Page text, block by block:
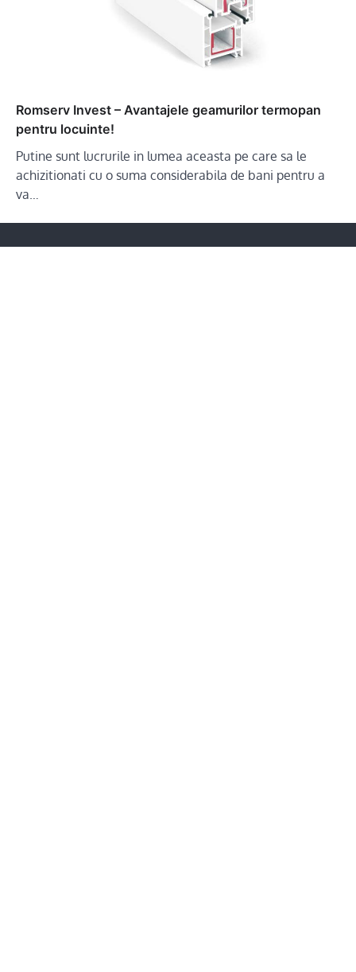
Romserv Invest – Avantajele geamurilor termopan
pentru locuinte!
Putine sunt lucrurile in lumea aceasta pe care sa le
achizitionati cu o suma considerabila de bani pentru a
va…